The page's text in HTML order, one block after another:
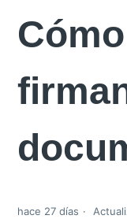
hace 27 días